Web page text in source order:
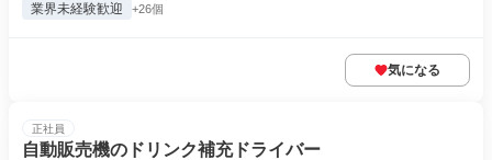
業界未経験歓迎 +26個
気になる
正社員
自動販売機のドリンク補充ドライバー